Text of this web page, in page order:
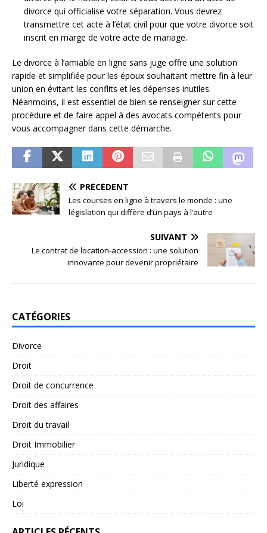
divorce qui officialise votre séparation. Vous devrez
transmettre cet acte à l’état civil pour que votre divorce soit
inscrit en marge de votre acte de mariage.
Le divorce à l’amiable en ligne sans juge offre une solution
rapide et simplifiée pour les époux souhaitant mettre fin à leur
union en évitant les conflits et les dépenses inutiles.
Néanmoins, il est essentiel de bien se renseigner sur cette
procédure et de faire appel à des avocats compétents pour
vous accompagner dans cette démarche.
PRÉCÉDENT
Les courses en ligne à travers le monde : une
législation qui diffère d’un pays à l’autre
SUIVANT
Le contrat de location-accession : une solution
innovante pour devenir propriétaire
CATÉGORIES
Divorce
Droit
Droit de concurrence
Droit des affaires
Droit du travail
Droit Immobilier
Juridique
Liberté expression
Loi